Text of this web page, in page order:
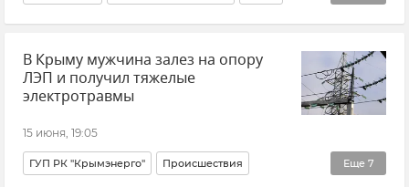
Новости Крыма Учения Михаил Развожаев
Безопасность Республики Крым и Севастополя
ЧФ РФ (Черноморский флот Российской Федерации)
В Крыму мужчина залез на опору
ЛЭП и получил тяжелые
электротравмы
15 июня, 19:05
Еще 7
ГУП РК "Крымэнерго" Происшествия